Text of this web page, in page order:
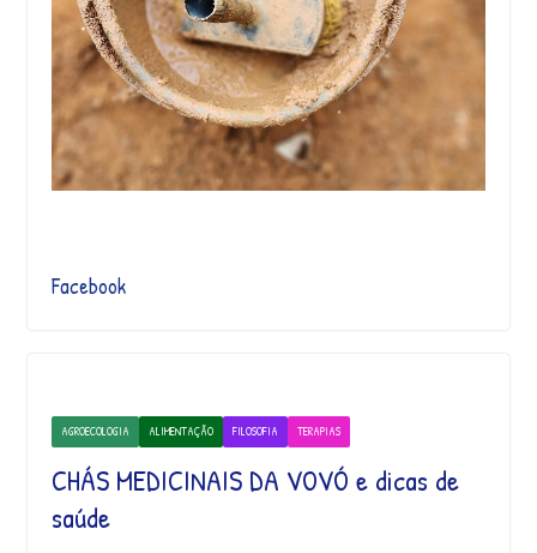
Facebook
AGROECOLOGIA ALIMENTAÇÃO FILOSOFIA TERAPIAS
CHÁS MEDICINAIS DA VOVÓ e dicas de
saúde